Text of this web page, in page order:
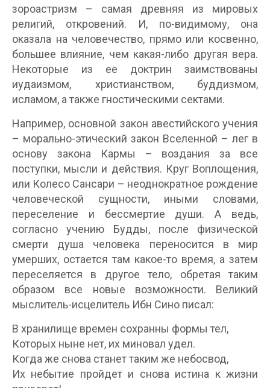
зороастризм – самая древняя из мировых
религий, откровений. И, по-видимому, она
оказала на человечество, прямо или косвенно,
большее влияние, чем какая-либо другая вера.
Некоторые из ее доктрин заимствованы
иудаизмом, христианством, буддизмом,
исламом, а также гностическими сектами.
Например, основной закон авестийского учения
– морально-этический закон Вселенной – лег в
основу закона Кармы – воздания за все
поступки, мысли и действия. Круг Воплощения,
или Колесо Сансари – неоднократное рождение
человеческой сущности, иными словами,
переселение и бессмертие души. А ведь,
согласно учению Будды, после физической
смерти душа человека переносится в мир
умерших, остается там какое-то время, а затем
переселяется в другое тело, обретая таким
образом все новые возможности. Великий
мыслитель-исцелитель Ибн Сино писал:
В хранилище времен сохранны формы тел,
Которых ныне нет, их миновал удел.
Когда же снова станет таким же небосвод,
Их небытие пройдет и снова истина к жизни